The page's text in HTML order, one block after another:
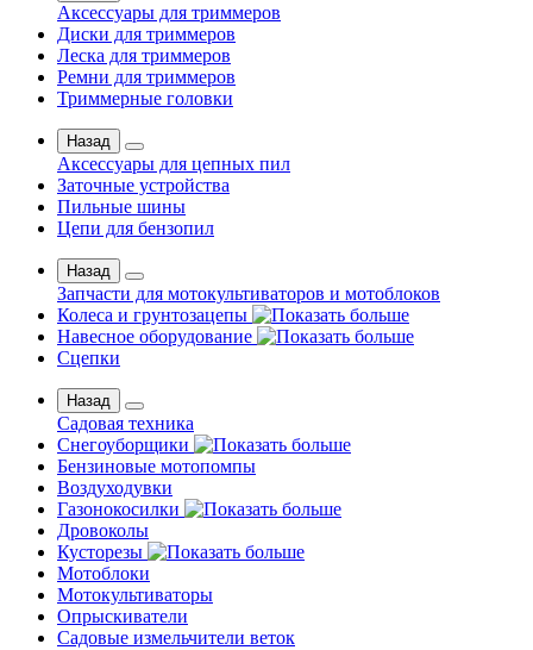
Аксессуары для триммеров
Диски для триммеров
Леска для триммеров
Ремни для триммеров
Триммерные головки
Назад
Аксессуары для цепных пил
Заточные устройства
Пильные шины
Цепи для бензопил
Назад
Запчасти для мотокультиваторов и мотоблоков
Колеса и грунтозацепы
Навесное оборудование
Сцепки
Назад
Садовая техника
Снегоуборщики
Бензиновые мотопомпы
Воздуходувки
Газонокосилки
Дровоколы
Кусторезы
Мотоблоки
Мотокультиваторы
Опрыскиватели
Садовые измельчители веток